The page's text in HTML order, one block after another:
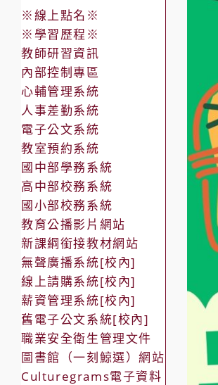
※線上點名※
※學習歷程※
教師研習資訊
內部控制專區
心輔管理系統
人事差勤系統
電子公文系統
教室預約系統
國中部學務系統
高中部校務系統
國小部校務系統
教育公播影片網站
新課綱銜接教材網站
無聲廣播系統[校內]
線上請購系統[校內]
薪資管理系統[校內]
舊電子公文系統[校內]
職業安全衛生管理文件
圖書館（一刻鯨選）網站
Culturegrams電子資料